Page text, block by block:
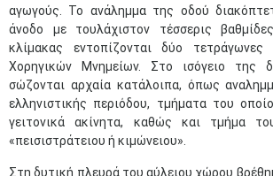
αγωγούς. Το ανάλημμα της οδού
άνοδο με τουλάχιστον τέσσερις
κλίμακας εντοπίζονται δύο τετράγωνες
Χορηγικών Μνημείων. Στο ισόγειο της
σώζονται αρχαία κατάλοιπα, όπως
ελληνιστικής περιόδου, τμήματα του
γειτονικά ακίνητα, καθώς και τμήμα
«πεισιστράτειου ή κιμώνειου».
Στη δυτική πλευρά του αύλειου χώρου